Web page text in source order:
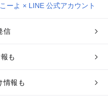
信
も
情報も